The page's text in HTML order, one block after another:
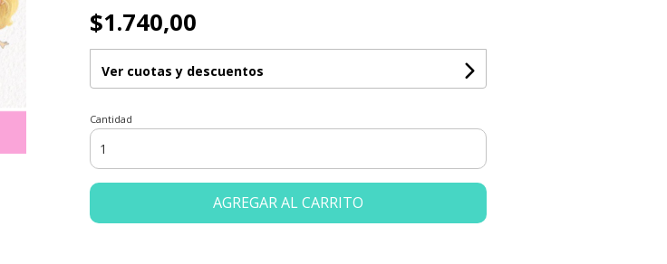
$1.740,00
Ver cuotas y descuentos
Cantidad
AGREGAR AL CARRITO